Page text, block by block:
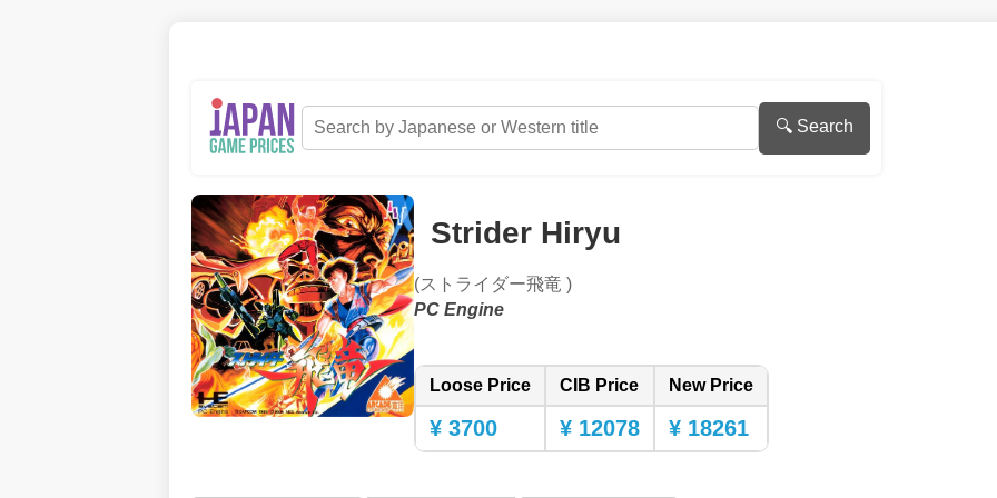
🔍 Search
Strider Hiryu
(ストライダー飛竜 )
PC Engine
Loose Price CIB Price New Price
¥ 3700 ¥ 12078 ¥ 18261